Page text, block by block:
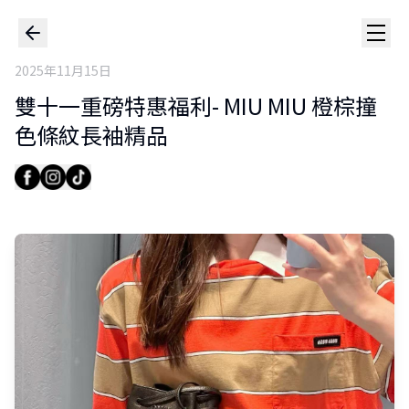
2025年11月15日
雙十一重磅特惠福利- MIU MIU 橙棕撞
色條紋長袖精品